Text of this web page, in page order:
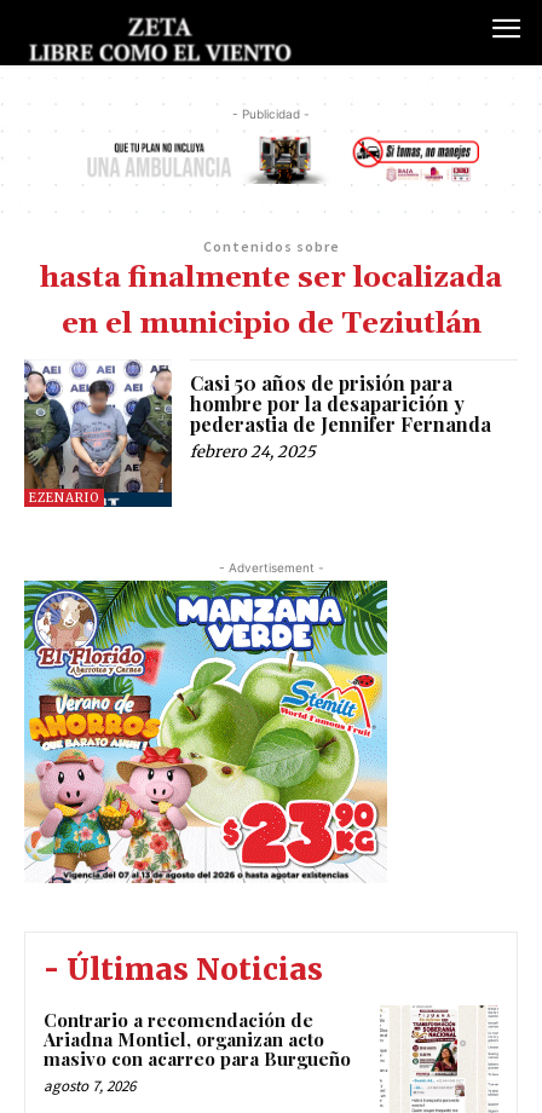
- Publicidad -
Contenidos sobre
hasta finalmente ser localizada
en el municipio de Teziutlán
EZENARIO
Casi 50 años de prisión para
hombre por la desaparición y
pederastia de Jennifer Fernanda
febrero 24, 2025
- Advertisement -
- Últimas Noticias
Contrario a recomendación de
Ariadna Montiel, organizan acto
masivo con acarreo para Burgueño
agosto 7, 2026